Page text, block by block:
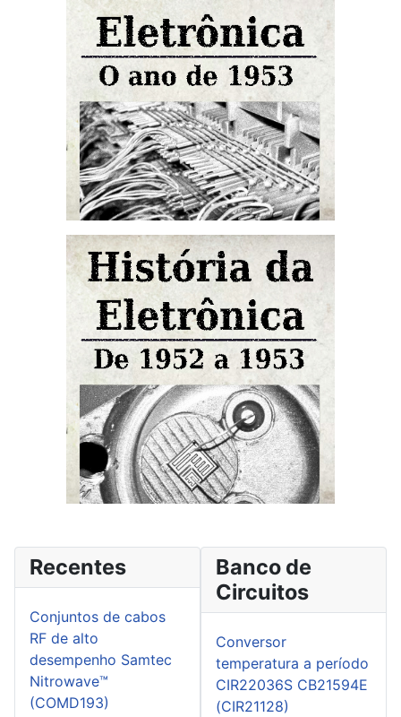
Recentes
Conjuntos de cabos
RF de alto
desempenho Samtec
Nitrowave™
(COMD193)
Banco de
Circuitos
Conversor
temperatura a período
CIR22036S CB21594E
(CIR21128)